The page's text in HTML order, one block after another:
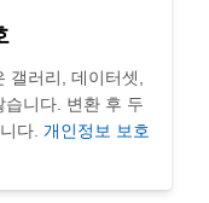
갤러리, 데이터셋,
니다. 변환 후 두
다. 개인정보 보호